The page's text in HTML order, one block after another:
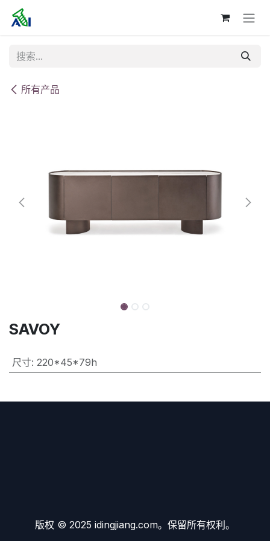
跳至内容
所有产品
SAVOY
尺寸: 220*45*79h
版权 © 2025 idingjiang.com。保留所有权利。